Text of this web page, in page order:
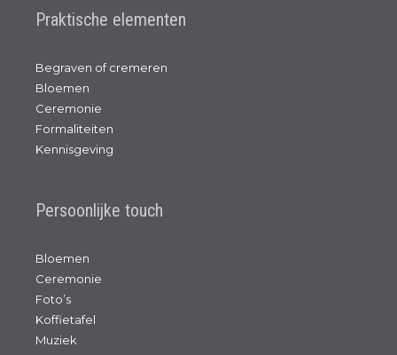
Praktische elementen
Begraven of cremeren
Bloemen
Ceremonie
Formaliteiten
Kennisgeving
Persoonlijke touch
Bloemen
Ceremonie
Foto’s
Koffietafel
Muziek